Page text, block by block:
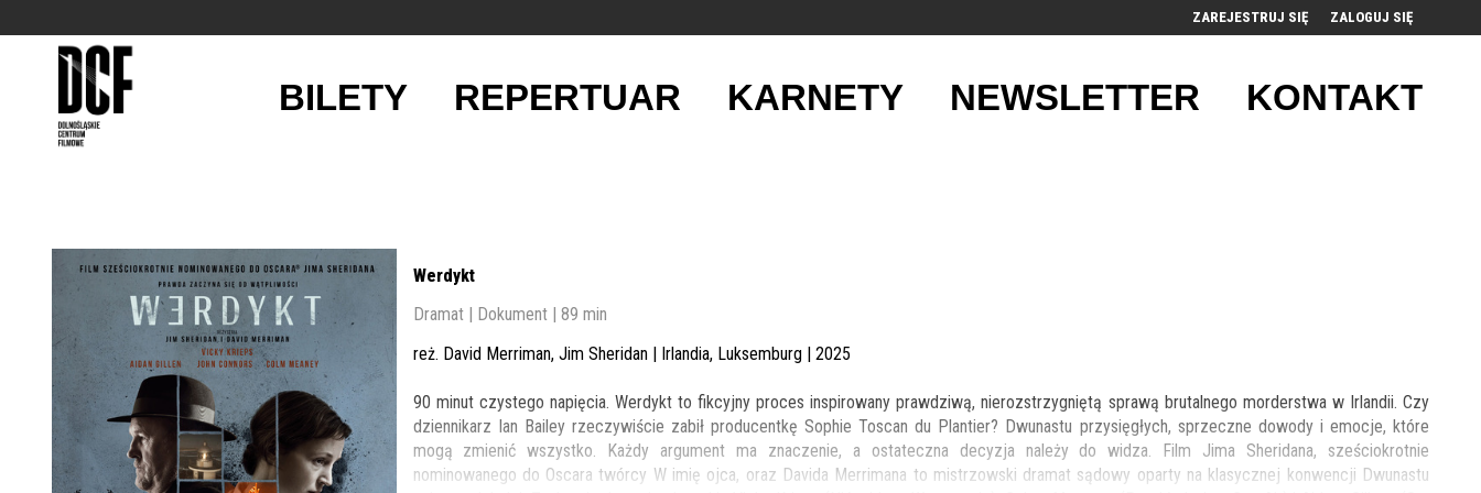
ZAREJESTRUJ SIĘ ZALOGUJ SIĘ
0,00
BILETY REPERTUAR KARNETY NEWSLETTER KONTAKT
Werdykt
Dramat | Dokument | 89 min
reż. David Merriman, Jim Sheridan | Irlandia, Luksemburg | 2025
90 minut czystego napięcia. Werdykt to fikcyjny proces inspirowany prawdziwą, nierozstrzygniętą sprawą brutalnego morderstwa w Irlandii. Czy
dziennikarz Ian Bailey rzeczywiście zabił producentkę Sophie Toscan du Plantier? Dwunastu przysięgłych, sprzeczne dowody i emocje, które
mogą zmienić wszystko. Każdy argument ma znaczenie, a ostateczna decyzja należy do widza. Film Jima Sheridana, sześciokrotnie
nominowanego do Oscara twórcy W imię ojca, oraz Davida Merrimana to mistrzowski dramat sądowy oparty na klasycznej konwencji Dwunastu